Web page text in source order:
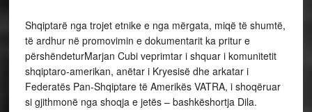
Shqiptarë nga trojet etnike e nga mërgata, miqë të shumtë,
të ardhur në promovimin e dokumentarit ka pritur e
përshëndeturMarjan Cubi veprimtar i shquar i komunitetit
shqiptaro-amerikan, anëtar i Kryesisë dhe arkatar i
Federatës Pan-Shqiptare të Amerikës VATRA, i shoqëruar
si gjithmonë nga shoqja e jetës – bashkëshortja Dila.